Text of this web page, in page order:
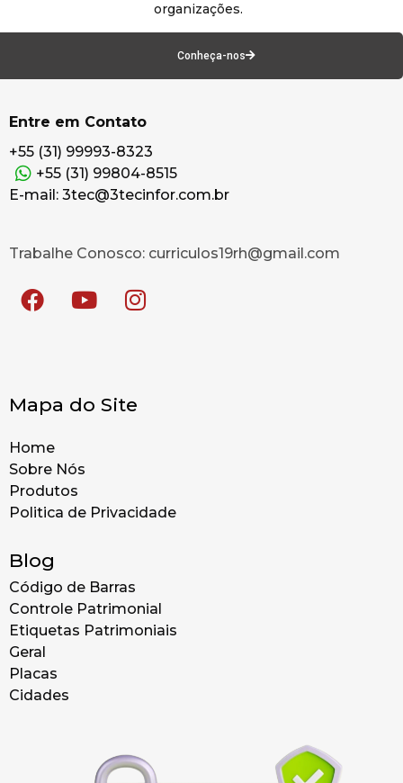
organizações.
Conheça-nos
Entre em Contato
+55 (31) 99993-8323
+55 (31) 99804-8515
E-mail: 3tec@3tecinfor.com.br
Trabalhe Conosco: curriculos19rh@gmail.com
Mapa do Site
Home
Sobre Nós
Produtos
Politica de Privacidade
Blog
Código de Barras
Controle Patrimonial
Etiquetas Patrimoniais
Geral
Placas
Cidades